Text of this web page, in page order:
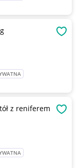
z reniferem